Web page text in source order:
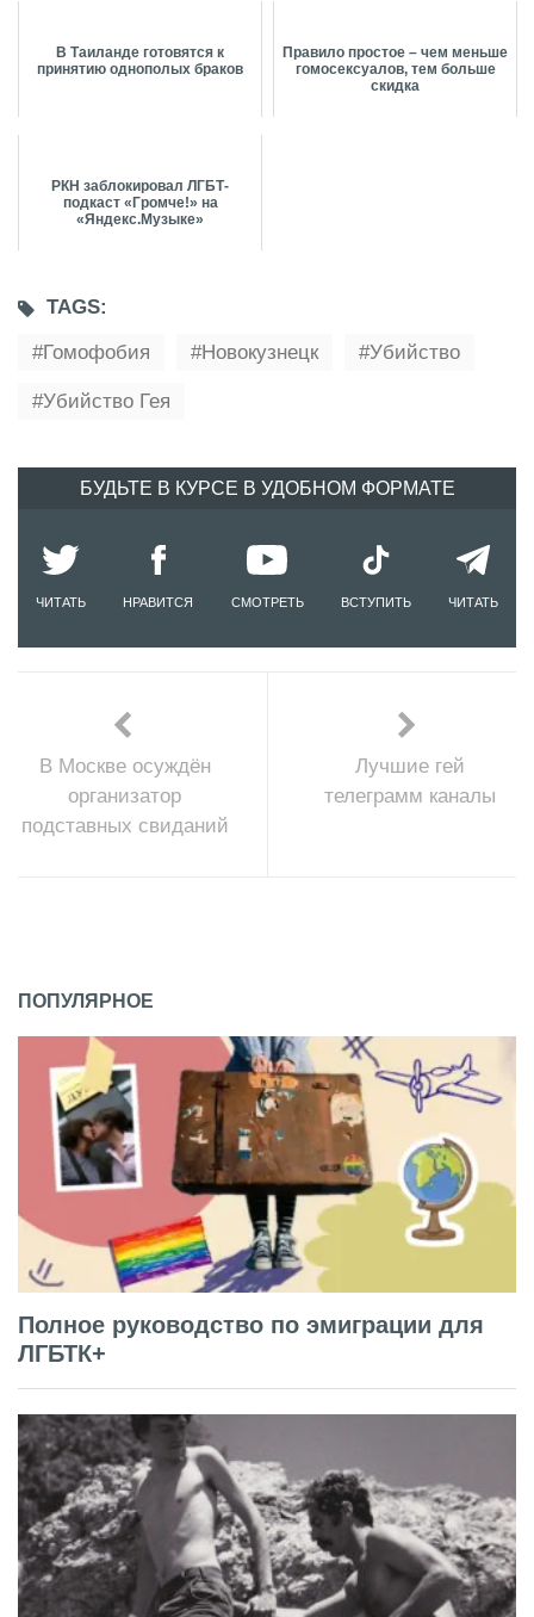
В Таиланде готовятся к
принятию однополых браков
Правило простое – чем меньше
гомосексуалов, тем больше
скидка
РКН заблокировал ЛГБТ-
подкаст «Громче!» на
«Яндекс.Музыке»
TAGS:
Гомофобия
Новокузнецк Убийство
Убийство Гея
БУДЬТЕ В КУРСЕ В УДОБНОМ ФОРМАТЕ
ЧИТАТЬ НРАВИТСЯ СМОТРЕТЬ ВСТУПИТЬ ЧИТАТЬ
В Москве осуждён
организатор
подставных свиданий
Лучшие гей
телеграмм каналы
ПОПУЛЯРНОЕ
Полное руководство по эмиграции для
ЛГБТК+